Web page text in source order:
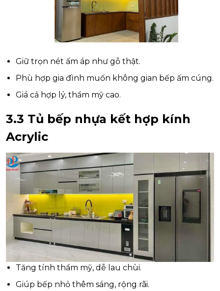
Giữ trọn nét ấm áp như gỗ thật.
Phù hợp gia đình muốn không gian bếp ấm cúng.
Giá cả hợp lý, thẩm mỹ cao.
3.3 Tủ bếp nhựa kết hợp kính
Acrylic
Tăng tính thẩm mỹ, dễ lau chùi.
Giúp bếp nhỏ thêm sáng, rộng rãi.